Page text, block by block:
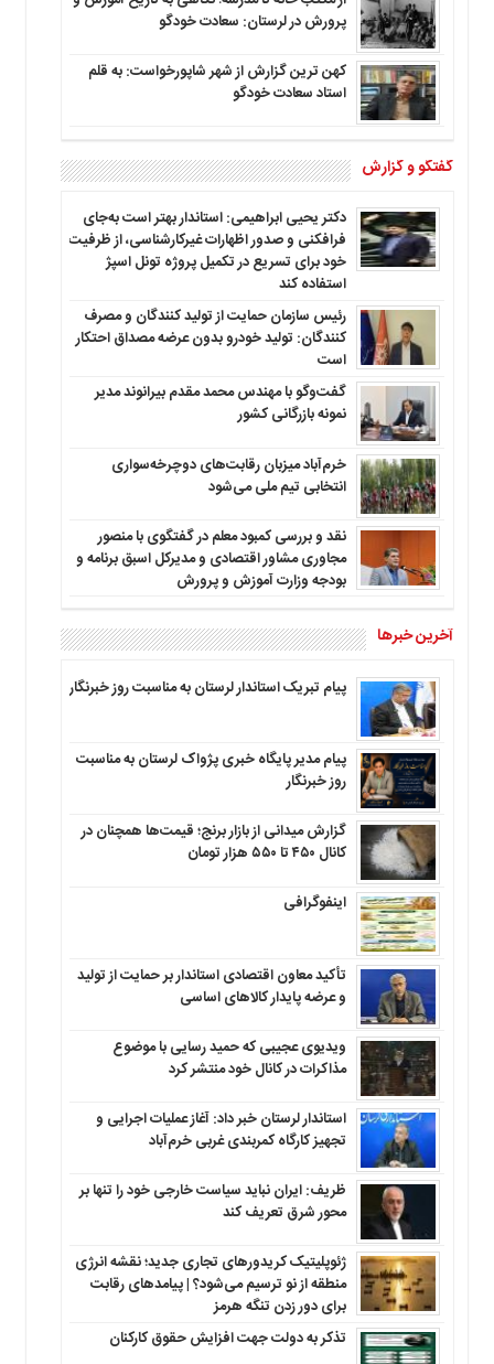
پرورش در لرستان: سعادت خودگو
کهن ترین گزارش از شهر شاپورخواست: به قلم
استاد سعادت خودگو
گفتگو و گزارش
دکتر یحیی ابراهیمی: استاندار بهتر است به‌جای
فرافکنی و صدور اظهارات غیرکارشناسی، از ظرفیت
خود برای تسریع در تکمیل پروژه تونل اسپژ
استفاده کند
رئیس سازمان حمایت از تولید کنندگان و مصرف
کنندگان: تولید خودرو بدون عرضه مصداق احتکار
است
گفت‌وگو با مهندس محمد مقدم بیرانوند مدیر
نمونه بازرگانی کشور
خرم‌آباد میزبان رقابت‌های دوچرخه‌سواری
انتخابی تیم ملی می‌شود
نقد و بررسی کمبود معلم در گفتگوی با منصور
مجاوری مشاور اقتصادی و مدیرکل اسبق برنامه و
بودجه وزارت آموزش و پرورش
آخرین خبرها
پیام تبریک استاندار لرستان به‌ مناسبت روز خبرنگار
پیام مدیر پایگاه خبری پژواک لرستان به مناسبت
روز خبرنگار
گزارش میدانی از بازار برنج؛ قیمت‌ها همچنان در
کانال ۴۵۰ تا ۵۵۰ هزار تومان
اینفوگرافی
تأکید معاون اقتصادی استاندار بر حمایت از تولید
و عرضه پایدار کالاهای اساسی
ویدیوی عجیبی که حمید رسایی با موضوع
مذاکرات در کانال خود منتشر کرد
استاندار لرستان خبر داد: آغاز عملیات اجرایی و
تجهیز کارگاه کمربندی غربی خرم‌آباد
ظریف: ایران نباید سیاست خارجی خود را تنها بر
محور شرق تعریف کند
ژئوپلیتیک کریدورهای تجاری جدید؛ نقشه انرژی
منطقه‌ از نو ترسیم می‌شود؟ | پیامدهای رقابت
برای دور زدن تنگه هرمز
تذکر به دولت جهت افزایش حقوق کارکنان ‌